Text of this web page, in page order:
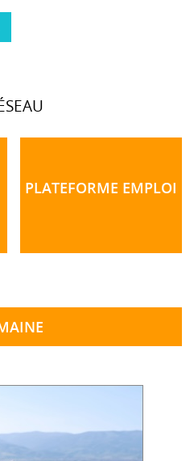
PLATEFORME EMPLOI